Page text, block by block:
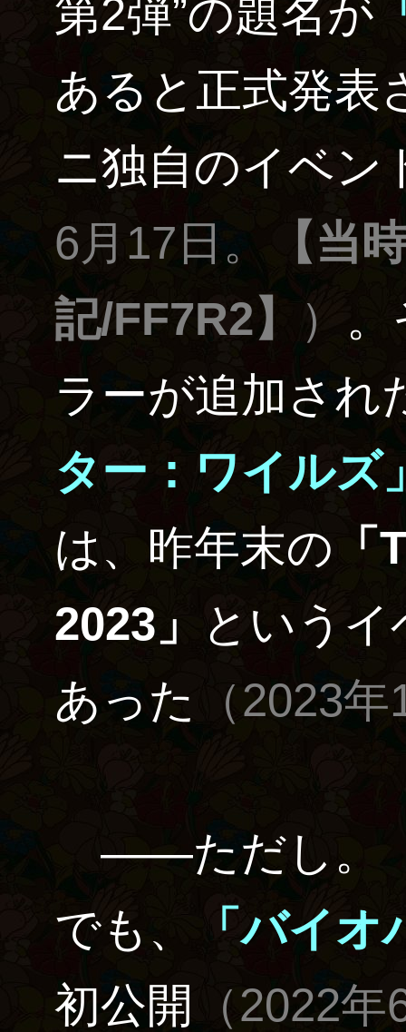
第2弾”の題名が
あると正式発表
ニ独自のイベン
6月17日。
【当
記/FF7R2】
）
ラーが追加され
ター：ワイルズ
は、昨年末の
2023」
という
あった
（2023
――ただし。
でも、
「バイ
初公開
（2022